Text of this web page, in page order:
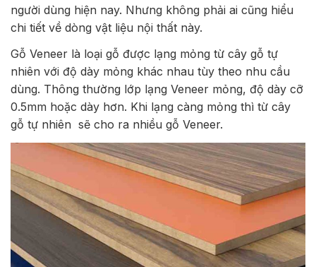
người dùng hiện nay. Nhưng không phải ai cũng hiểu
chi tiết về dòng vật liệu nội thất này.
Gỗ Veneer là loại gỗ được lạng mỏng từ cây gỗ tự
nhiên với độ dày mỏng khác nhau tùy theo nhu cầu
dùng. Thông thường lớp lạng Veneer mỏng, độ dày cỡ
0.5mm hoặc dày hơn. Khi lạng càng mỏng thì từ cây
gỗ tự nhiên sẽ cho ra nhiều gỗ Veneer.